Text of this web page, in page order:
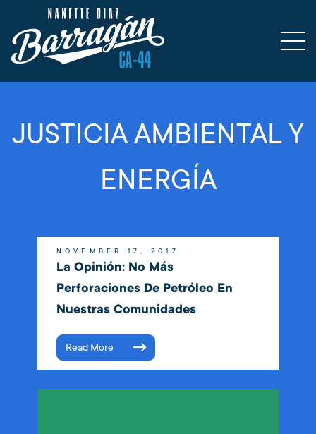
JUSTICIA AMBIENTAL Y
ENERGÍA
NOVEMBER 17, 2017
La Opinión: No Más
Perforaciones De Petróleo En
Nuestras Comunidades
Read More